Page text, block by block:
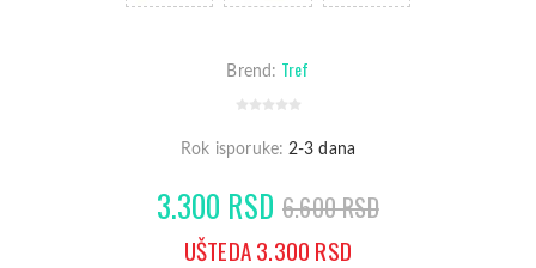
Brend: Tref
Rok isporuke: 2-3 dana
3.300 RSD 6.600 RSD
UŠTEDA 3.300 RSD